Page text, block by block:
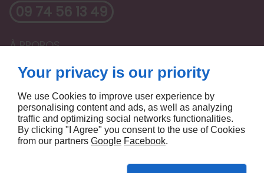
09 74 56 13 49
À PROPOS
ACCUEIL
CONTACTEZ-NOUS
MENTIONS LÉGALES
PLAN DU SITE
SUIVEZ-NOUS
Your privacy is our priority
We use Cookies to improve user experience by
personalising content and ads, as well as analyzing
traffic and optimizing social networks functionalities.
By clicking "I Agree" you consent to the use of Cookies
from our partners Google Facebook.